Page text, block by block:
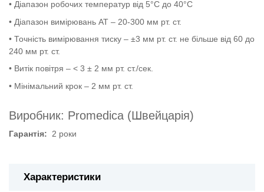
• Діапазон робочих температур від 5°C до 40°C
• Діапазон вимірювань АТ – 20-300 мм рт. ст.
• Точність вимірювання тиску – ±3 мм рт. ст. не більше від 60 до
240 мм рт. ст.
• Витік повітря – < 3 ± 2 мм рт. ст./сек.
• Мінімальний крок – 2 мм рт. ст.
Виробник: Promedica (Швейцарія)
Гарантія: 2 роки
Характеристики